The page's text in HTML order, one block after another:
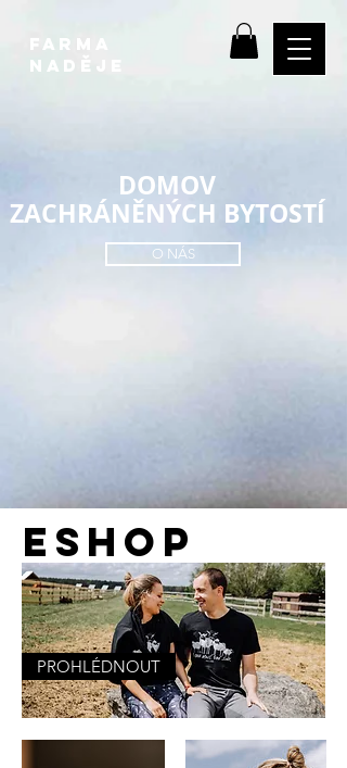
farma
NADĚJE
DOMOV
ZACHRÁNĚNÝCH BYTOSTÍ
O NÁS
ESHOP
PROHLÉDNOUT